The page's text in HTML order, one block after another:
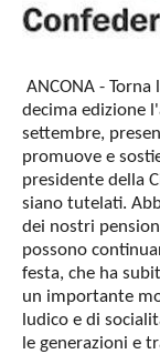
ANCONA -
decima edizione
settembre,
promuove e
presidente della
siano tutelati.
dei nostri
possono
festa, che ha
un importante
ludico e di
le generazioni e